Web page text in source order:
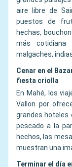
aire libre de
puestos de
hechas,
más cotidiana
malgaches,
Cenar en el
fiesta criolla
En Mahé, los
Vallon por
grandes hoteles
pescado a la
hechos, las
muestran una
Terminar el día